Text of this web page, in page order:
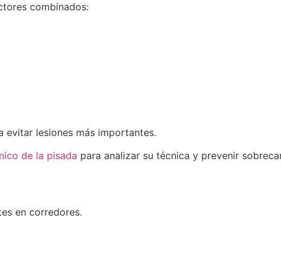
combinados:
evitar lesiones más importantes.
de la pisada para analizar su técnica y prevenir
en corredores.